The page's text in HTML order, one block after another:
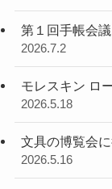
第１回手帳会
2026.7.2
モレスキン ロ
2026.5.18
文具の博覧会
2026.5.16